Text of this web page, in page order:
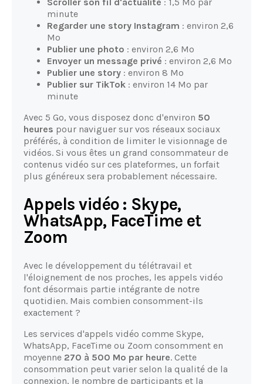
minute
Regarder une story Instagram : environ 2,6
Mo
Publier une photo : environ 2,6 Mo
Envoyer un message privé : environ 2,6 Mo
Publier une story : environ 8 Mo
Publier sur TikTok : environ 14 Mo par
minute
Avec 5 Go, vous disposez donc d'environ 50
heures pour naviguer sur vos réseaux sociaux
préférés, à condition de limiter le visionnage de
vidéos. Si vous êtes un grand consommateur de
contenus vidéo sur ces plateformes, un forfait
plus généreux sera probablement nécessaire.
Appels vidéo : Skype,
WhatsApp, FaceTime et
Zoom
Avec le développement du télétravail et
l'éloignement de nos proches, les appels vidéo
font désormais partie intégrante de notre
quotidien. Mais combien consomment-ils
exactement ?
Les services d'appels vidéo comme Skype,
WhatsApp, FaceTime ou Zoom consomment en
moyenne 270 à 500 Mo par heure. Cette
consommation peut varier selon la qualité de la
connexion, le nombre de participants et la